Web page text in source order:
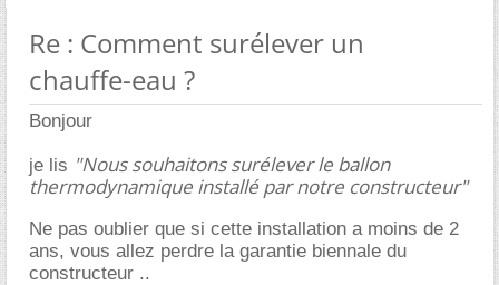
Re : Comment surélever un
chauffe-eau ?
Bonjour
je lis "Nous souhaitons surélever le ballon
thermodynamique installé par notre constructeur"
Ne pas oublier que si cette installation a moins de 2
ans, vous allez perdre la garantie biennale du
constructeur ..